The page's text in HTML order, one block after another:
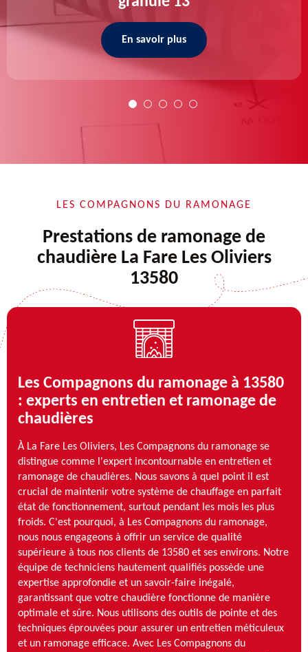
En savoir plus
LES COMPAGNONS DU RAMONAGE
Prestations de ramonage de
chaudière La Fare Les Oliviers
13580
Les Compagnons du ramonage à 13580
: experts en entretien et ramonage de
chaudières
À La Fare Les Oliviers, Les Compagnons du ramonage se
distingue comme l'expert incontournable en entretien et
ramonage de chaudières. Nous savons à quel point il est
crucial de maintenir votre système de chauffage en parfait
état de fonctionnement, surtout pendant les mois les plus
froids. C'est pourquoi, à Les Compagnons du ramonage,
nous nous engageons à offrir un service de qualité
supérieure à tous nos clients de 13580 et ses environs. Notre
équipe de techniciens hautement qualifiés possède une
expertise approfondie et un savoir-faire inégalé,
garantissant que votre chaudière fonctionne de manière
optimale et sûre. Nous utilisons des outils de pointe et des
techniques éprouvées pour assurer un entretien méticuleux
et un ramonage efficace. Avec Les Compagnons du